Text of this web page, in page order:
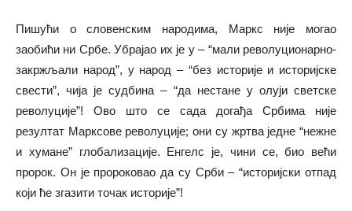
Пишући о словенским народима, Маркс није могао
заобићи ни Србе. Убрајао их је у – “мали револуционарно-
закржљали народ”, у народ – “без историје и историјске
свести”, чија је судбина – “да нестане у олуји светске
револуције”! Ово што се сада догађа Србима није
резултат Марксове револуције; они су жртва једне “нежне
и хумане” глобализације. Енгелс је, чини се, био већи
пророк. Он је пророковао да су Срби – “историјски отпад
који ће згазити точак историје”!